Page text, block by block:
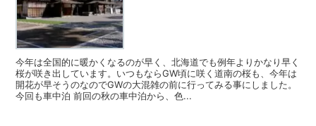
今年は全国的に暖かくなるのが早く、北海道でも例年よりかなり早く
桜が咲き出しています。いつもならGW頃に咲く道南の桜も、今年は
開花が早そうのなのでGWの大混雑の前に行ってみる事にしました。
今回も車中泊 前回の秋の車中泊から、色...